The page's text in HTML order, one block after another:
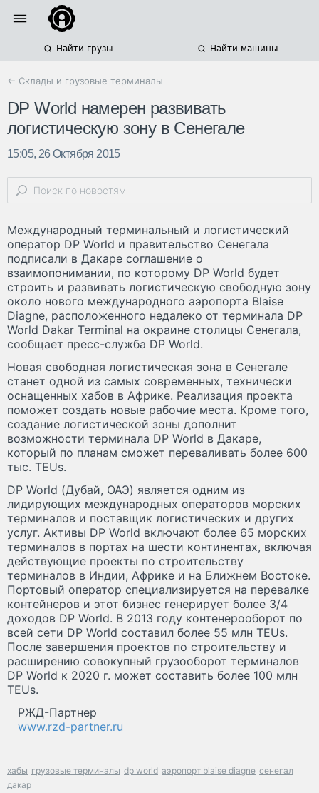
Найти грузы Найти машины
← Склады и грузовые терминалы
DP World намерен развивать
логистическую зону в Сенегале
15:05, 26 Октября 2015
Международный терминальный и логистический
оператор DP World и правительство Сенегала
подписали в Дакаре соглашение о
взаимопонимании, по которому DP World будет
строить и развивать логистическую свободную зону
около нового международного аэропорта Blaise
Diagne, расположенного недалеко от терминала DP
World Dakar Terminal на окраине столицы Сенегала,
сообщает пресс-служба DP World.
Новая свободная логистическая зона в Сенегале
станет одной из самых современных, технически
оснащенных хабов в Африке. Реализация проекта
поможет создать новые рабочие места. Кроме того,
создание логистической зоны дополнит
возможности терминала DP World в Дакаре,
который по планам сможет переваливать более 600
тыс. TEUs.
DP World (Дубай, ОАЭ) является одним из
лидирующих международных операторов морских
терминалов и поставщик логистических и других
услуг. Активы DP World включают более 65 морских
терминалов в портах на шести континентах, включая
действующие проекты по строительству
терминалов в Индии, Африке и на Ближнем Востоке.
Портовый оператор специализируется на перевалке
контейнеров и этот бизнес генерирует более 3/4
доходов DP World. В 2013 году контенерооборот по
всей сети DP World составил более 55 млн TEUs.
После завершения проектов по строительству и
расширению совокупный грузооборот терминалов
DP World к 2020 г. может составить более 100 млн
TEUs.
РЖД-Партнер
www.rzd-partner.ru
хабы грузовые терминалы dp world аэропорт blaise diagne сенегал
дакар